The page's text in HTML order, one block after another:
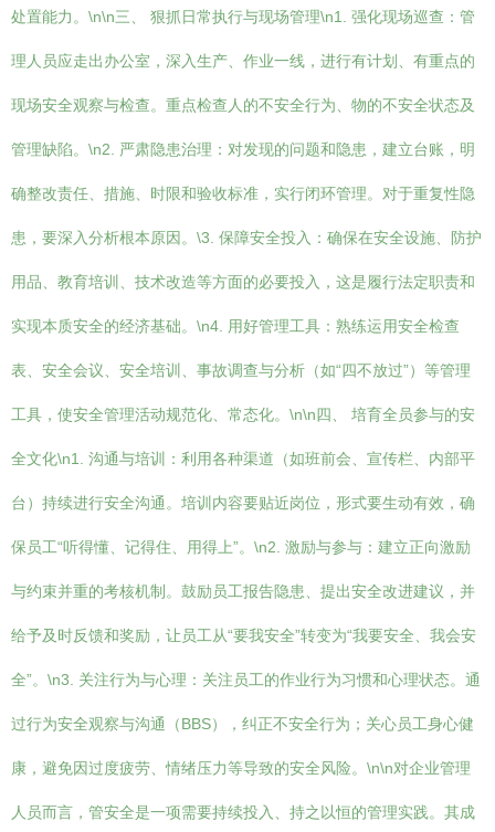
处置能力。\n\n三、 狠抓日常执行与现场管理\n1. 强化现场巡查：管
理人员应走出办公室，深入生产、作业一线，进行有计划、有重点的
现场安全观察与检查。重点检查人的不安全行为、物的不安全状态及
管理缺陷。\n2. 严肃隐患治理：对发现的问题和隐患，建立台账，明
确整改责任、措施、时限和验收标准，实行闭环管理。对于重复性隐
患，要深入分析根本原因。\3. 保障安全投入：确保在安全设施、防护
用品、教育培训、技术改造等方面的必要投入，这是履行法定职责和
实现本质安全的经济基础。\n4. 用好管理工具：熟练运用安全检查
表、安全会议、安全培训、事故调查与分析（如“四不放过”）等管理
工具，使安全管理活动规范化、常态化。\n\n四、 培育全员参与的安
全文化\n1. 沟通与培训：利用各种渠道（如班前会、宣传栏、内部平
台）持续进行安全沟通。培训内容要贴近岗位，形式要生动有效，确
保员工“听得懂、记得住、用得上”。\n2. 激励与参与：建立正向激励
与约束并重的考核机制。鼓励员工报告隐患、提出安全改进建议，并
给予及时反馈和奖励，让员工从“要我安全”转变为“我要安全、我会安
全”。\n3. 关注行为与心理：关注员工的作业行为习惯和心理状态。通
过行为安全观察与沟通（BBS），纠正不安全行为；关心员工身心健
康，避免因过度疲劳、情绪压力等导致的安全风险。\n\n对企业管理
人员而言，管安全是一项需要持续投入、持之以恒的管理实践。其成